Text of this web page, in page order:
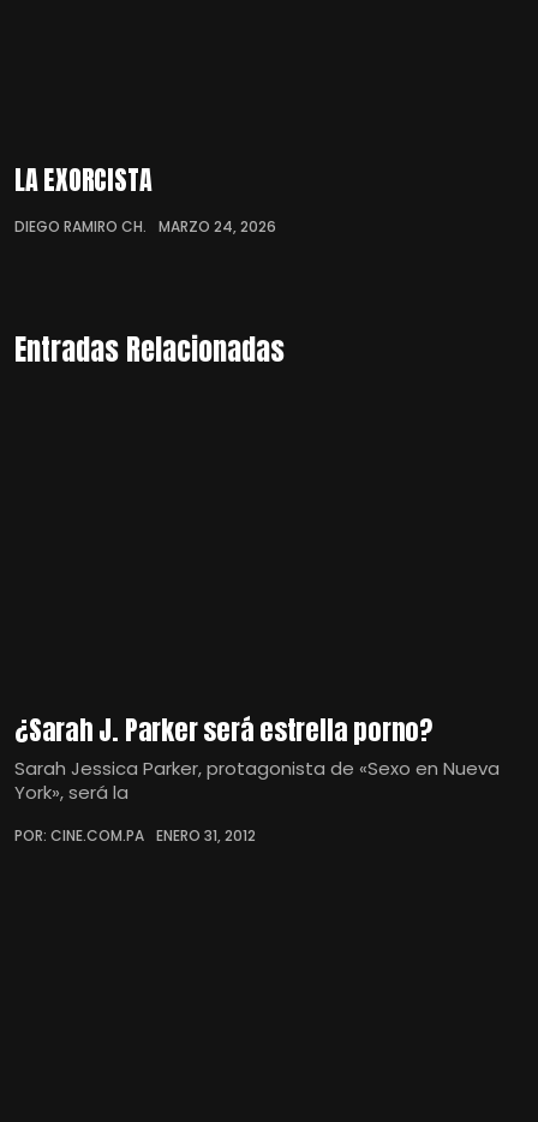
LA EXORCISTA
DIEGO RAMIRO CH. MARZO 24, 2026
Entradas Relacionadas
¿Sarah J. Parker será estrella porno?
Sarah Jessica Parker, protagonista de «Sexo en Nueva
York», será la
POR: CINE.COM.PA ENERO 31, 2012